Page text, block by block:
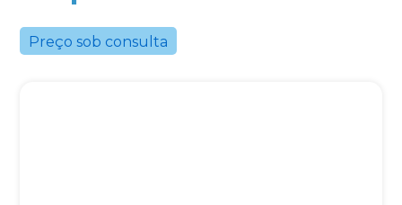
Preço sob consulta